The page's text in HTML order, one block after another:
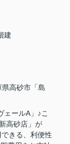
建
県高砂市「島
ェールA」♪こ
高砂店」が
きる、利便性